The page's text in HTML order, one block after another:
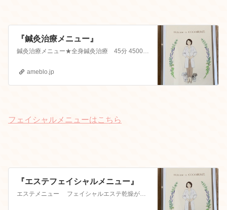
『鍼灸治療メニュー』
ameblo.jp
フェイシャルメニューはこちら
『エステフェイシャルメニュー』